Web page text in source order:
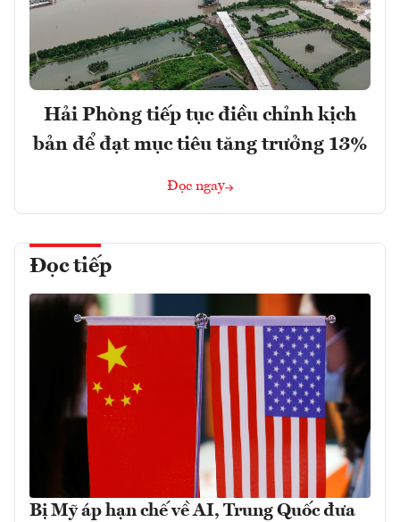
Hải Phòng tiếp tục điều chỉnh kịch
bản để đạt mục tiêu tăng trưởng 13%
Đọc ngay
Đọc tiếp
Bị Mỹ áp hạn chế về AI, Trung Quốc đưa